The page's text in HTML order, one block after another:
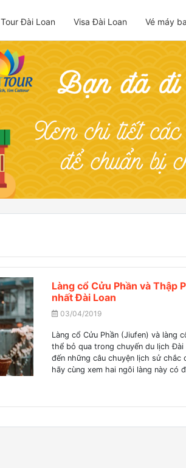
Tour Đài Loan Visa Đài Loan Vé máy
Làng cổ Cửu Phần và Thập
nhất Đài Loan
03/04/2019
Làng cổ Cửu Phần (Jiufen) và làng
thể bỏ qua trong chuyến du lịch
đến những câu chuyện lịch sử chắc
hãy cùng xem hai ngôi làng này có